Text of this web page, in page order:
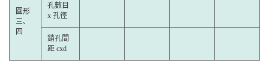
圓形
三、
四
孔數目
x 孔徑
銷孔間
距 cxd